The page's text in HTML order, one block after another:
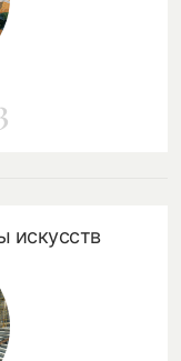
искусств